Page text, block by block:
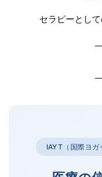
セラピーとし
IAYT（国際ヨ